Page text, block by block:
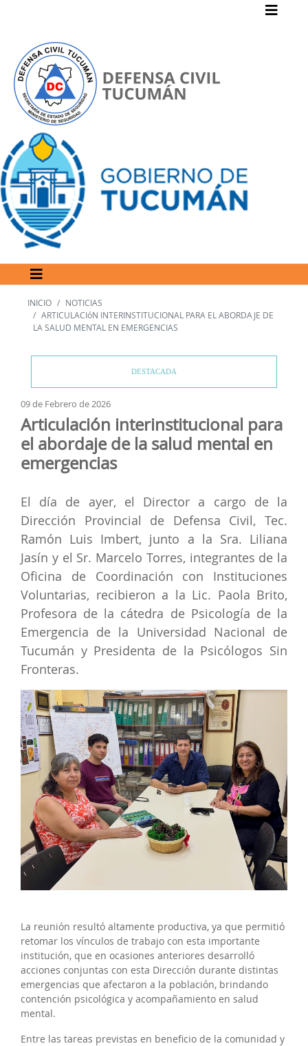
INICIO
NOTICIAS
ARTICULACIóN INTERINSTITUCIONAL PARA EL ABORDAJE DE
LA SALUD MENTAL EN EMERGENCIAS
DESTACADA
09 de Febrero de 2026
Articulación interinstitucional para
el abordaje de la salud mental en
emergencias
El día de ayer, el Director a cargo de la
Dirección Provincial de Defensa Civil, Tec.
Ramón Luis Imbert, junto a la Sra. Liliana
Jasín y el Sr. Marcelo Torres, integrantes de la
Oficina de Coordinación con Instituciones
Voluntarias, recibieron a la Lic. Paola Brito,
Profesora de la cátedra de Psicología de la
Emergencia de la Universidad Nacional de
Tucumán y Presidenta de la Psicólogos Sin
Fronteras.
La reunión resultó altamente productiva, ya que permitió
retomar los vínculos de trabajo con esta importante
institución, que en ocasiones anteriores desarrolló
acciones conjuntas con esta Dirección durante distintas
emergencias que afectaron a la población, brindando
contención psicológica y acompañamiento en salud
mental.
Entre las tareas previstas en beneficio de la comunidad y